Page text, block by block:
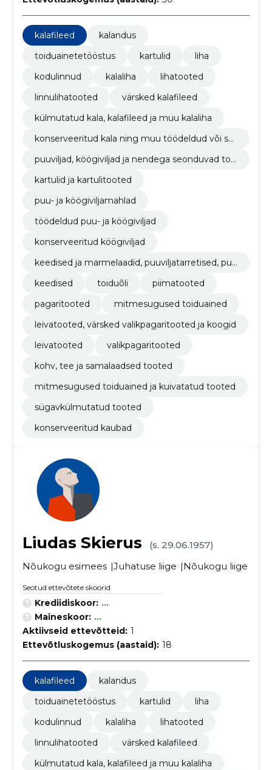
kalafileed
kalandus
toiduainetetööstus
kartulid
liha
kodulinnud
kalaliha
lihatooted
linnulihatooted
värsked kalafileed
külmutatud kala, kalafileed ja muu kalaliha
konserveeritud kala ning muu töödeldud või säil
puuviljad, köögiviljad ja nendega seonduvad too
kartulid ja kartulitooted
puu- ja köögiviljamahlad
töödeldud puu- ja köögiviljad
konserveeritud köögiviljad
keedised ja marmelaadid, puuviljatarretised, puu
keedised
toiduõli
piimatooted
pagaritooted
mitmesugused toiduained
leivatooted, värsked valikpagaritooted ja koogid
leivatooted
valikpagaritooted
kohv, tee ja samalaadsed tooted
mitmesugused toiduained ja kuivatatud tooted
sügavkülmutatud tooted
konserveeritud kaubad
Liudas Skierus
(s. 29.06.1957)
Nõukogu esimees Juhatuse liige Nõukogu liige
Seotud ettevõtete skoorid
Krediidiskoor: ...
Maineskoor: ...
Aktiivseid ettevõtteid: 1
Ettevõtluskogemus (aastaid): 18
kalafileed
kalandus
toiduainetetööstus
kartulid
liha
kodulinnud
kalaliha
lihatooted
linnulihatooted
värsked kalafileed
külmutatud kala, kalafileed ja muu kalaliha